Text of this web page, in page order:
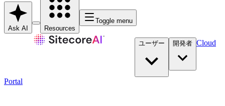
Ask AI Resources
Toggle menu
ユーザー 開発者​ Cloud
Portal